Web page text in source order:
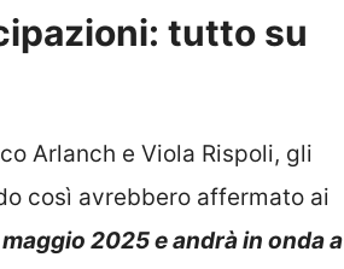
tutto su
Arlanch e Viola Rispoli, gli
così avrebbero affermato ai
2025 e andrà in onda a